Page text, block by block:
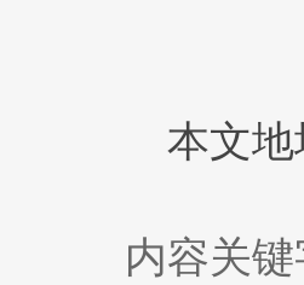
本文地
内容关